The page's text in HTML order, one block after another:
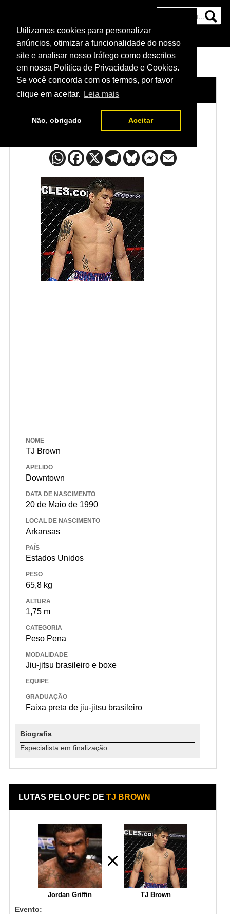
Utilizamos cookies para personalizar
anúncios, otimizar a funcionalidade do nosso
site e analisar nosso tráfego como descritos
em nossa Política de Privacidade e Cookies.
Se você concorda com os termos, por favor
clique em aceitar.
Leia mais
Não, obrigado Aceitar
NOTÍCIAS
HOME LUTADORES /
TJ Brown
NOME
TJ Brown
APELIDO
Downtown
DATA DE NASCIMENTO
20 de Maio de 1990
LOCAL DE NASCIMENTO
Arkansas
PAÍS
Estados Unidos
PESO
65,8 kg
ALTURA
1,75 m
CATEGORIA
Peso Pena
MODALIDADE
Jiu-jitsu brasileiro e boxe
EQUIPE
GRADUAÇÃO
Faixa preta de jiu-jitsu brasileiro
Biografia
Especialista em finalização
LUTAS PELO UFC DETJ BROWN
Jordan Griffin TJ Brown
Evento: